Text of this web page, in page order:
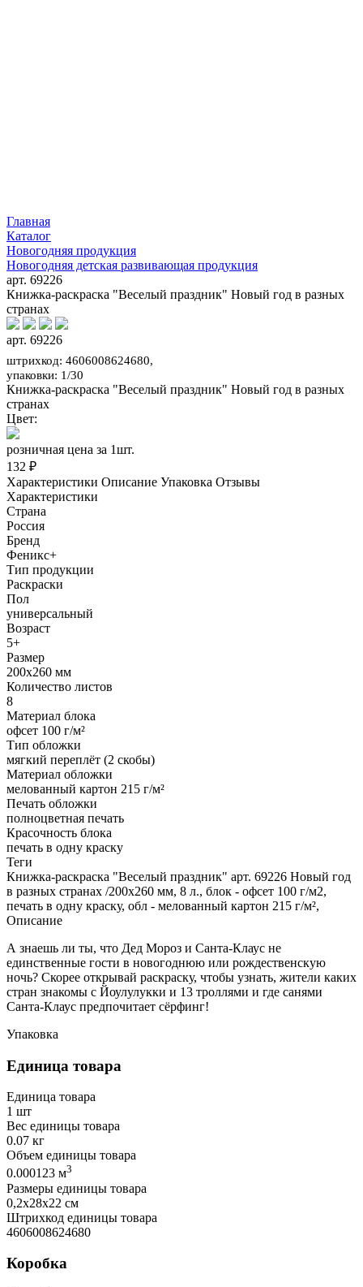
Главная
Каталог
Новогодняя продукция
Новогодняя детская развивающая продукция
арт. 69226
Книжка-раскраска "Веселый праздник" Новый год в разных
странах
арт. 69226
штрихкод: 4606008624680,
упаковки: 1/30
Книжка-раскраска "Веселый праздник" Новый год в разных
странах
Цвет:
розничная цена за 1шт.
132 ₽
Характеристики Описание Упаковка Отзывы
Характеристики
Страна
Россия
Бренд
Феникс+
Тип продукции
Раскраски
Пол
универсальный
Возраст
5+
Размер
200х260 мм
Количество листов
8
Материал блока
офсет 100 г/м²
Тип обложки
мягкий переплёт (2 скобы)
Материал обложки
мелованный картон 215 г/м²
Печать обложки
полноцветная печать
Красочность блока
печать в одну краску
Теги
Книжка-раскраска "Веселый праздник" арт. 69226 Новый год
в разных странах /200х260 мм, 8 л., блок - офсет 100 г/м2,
печать в одну краску, обл - мелованный картон 215 г/м²,
Описание
А знаешь ли ты, что Дед Мороз и Санта-Клаус не
единственные гости в новогоднюю или рождественскую
ночь? Скорее открывай раскраску, чтобы узнать, жители каких
стран знакомы с Йоулулукки и 13 троллями и где санями
Санта-Клаус предпочитает сёрфинг!
Упаковка
Единица товара
Единица товара
1 шт
Вес единицы товара
0.07 кг
Объем единицы товара
0.000123 м3
Размеры единицы товара
0,2х28х22 см
Штрихкод единицы товара
4606008624680
Коробка